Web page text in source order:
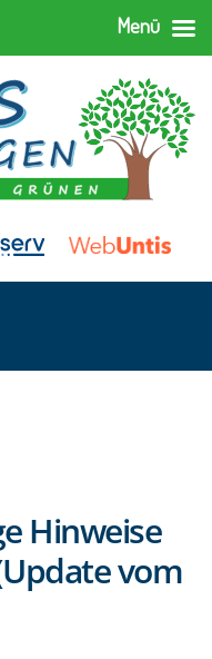
Hinweise
vom
Menü